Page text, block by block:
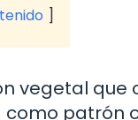
vegetal que
patrón